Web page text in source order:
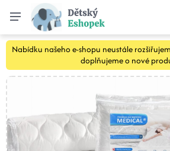
Nabídku našeho e-shopu neustále
doplňujeme o nové